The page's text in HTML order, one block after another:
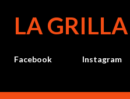
LA GRILLA
Facebook Instagram